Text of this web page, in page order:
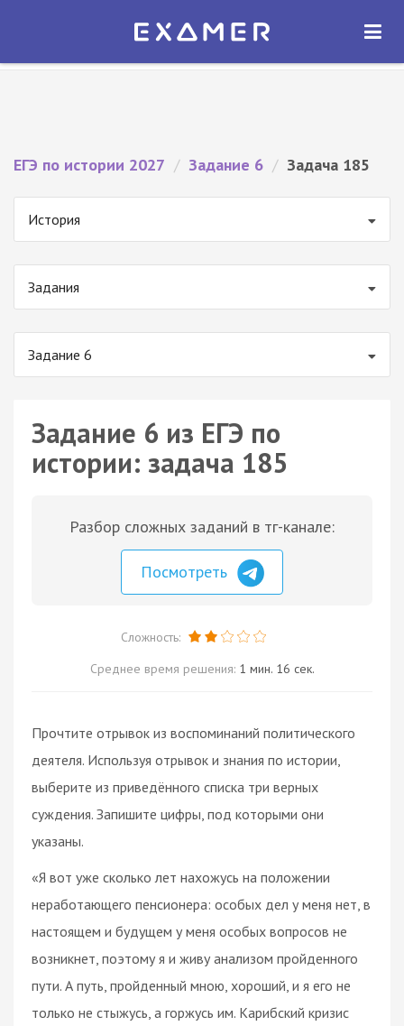
Экзамер — ЕГЭ 2027
ОТКРЫТЬ
ЕГЭ по истории 2027 / Задание 6 / Задача 185
История
Задания
Задание 6
Задание 6 из ЕГЭ по
истории: задача 185
Разбор сложных заданий в тг-канале:
Посмотреть
Сложность:
Среднее время решения: 1 мин. 16 сек.
Прочтите отрывок из воспоминаний политического
деятеля. Используя отрывок и знания по истории,
выберите из приведённого списка три верных
суждения. Запишите цифры, под которыми они
указаны.
«Я вот уже сколько лет нахожусь на положении
неработающего пенсионера: особых дел у меня нет, в
настоящем и будущем у меня особых вопросов не
возникнет, поэтому я и живу анализом пройденного
пути. А путь, пройденный мною, хороший, и я его не
только не стыжусь, а горжусь им. Карибский кризис